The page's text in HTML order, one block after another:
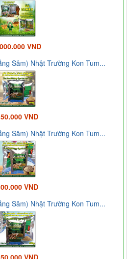
VND
Sâm) Nhật Trường Kon Tum...
VND
Sâm) Nhật Trường Kon Tum...
VND
Sâm) Nhật Trường Kon Tum...